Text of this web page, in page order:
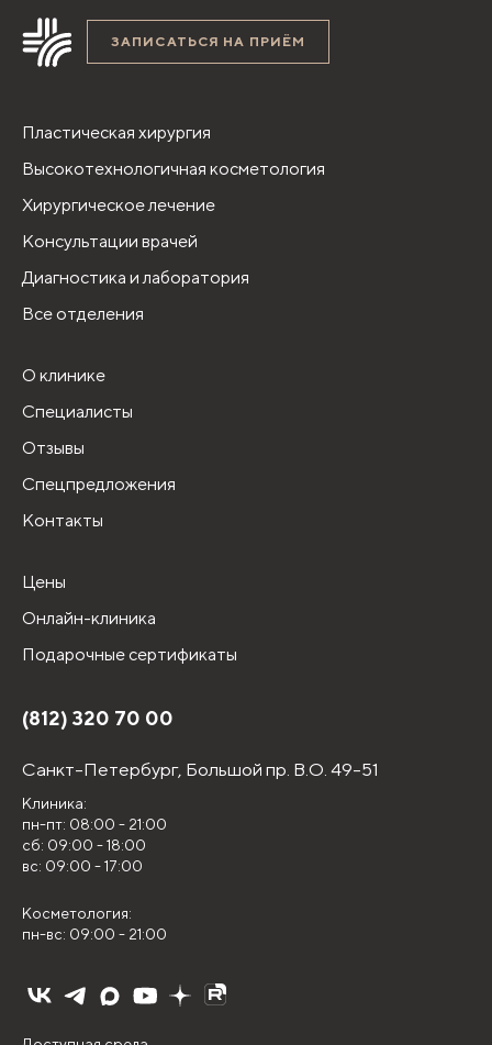
ЗАПИСАТЬСЯ НА ПРИЁМ
Пластическая хирургия
Высокотехнологичная косметология
Хирургическое лечение
Консультации врачей
Диагностика и лаборатория
Все отделения
О клинике
Специалисты
Отзывы
Спецпредложения
Контакты
Цены
Онлайн-клиника
Подарочные сертификаты
(812) 320 70 00
Санкт-Петербург, Большой пр. В.О. 49-51
Клиника:
пн-пт: 08:00 - 21:00
сб: 09:00 - 18:00
вс: 09:00 - 17:00
Косметология:
пн-вс: 09:00 - 21:00